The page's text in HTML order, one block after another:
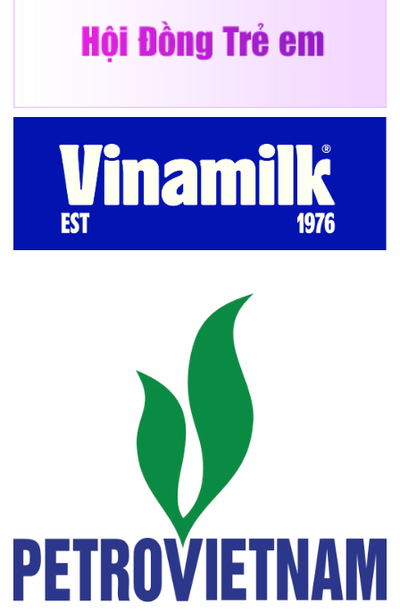
Đức Phong,
huyện Bù Đăng.
Một hoạt động
thiếu niên nhi
em rèn luyện tính
tiết kiệm chính là
phong trào kế
hoạch nhỏ. Tại
huyện Bù Gia
Mập, thiếu nhi
tích cực tham gia
việc thu nhặt lon
bia, tập vở, sách
báo cũ để góp vào
nguồn quỹ kế
hoạch nhỏ của liên
đội. Những lon
bia, giấy cũ cứ thế
lại đầy dần trong
đặt tại sân trường.
Từng đội viên đều
rất hăng hái với
việc thu gom kế